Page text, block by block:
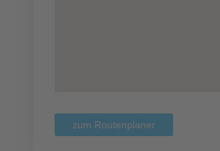
zum Routenplaner